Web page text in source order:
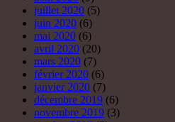
juillet 2020 (5)
juin 2020 (6)
mai 2020 (6)
avril 2020 (20)
mars 2020 (7)
février 2020 (6)
janvier 2020 (7)
décembre 2019 (6)
novembre 2019 (3)